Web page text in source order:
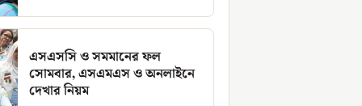
এসএসসি ও সমমানের ফল
সোমবার, এসএমএস ও অনলাইনে
দেখার নিয়ম